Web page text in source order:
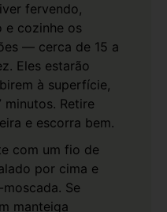
fervendo,
e cozinhe os
— cerca de 15 a
Eles estarão
à superfície,
Retire
e escorra bem.
com um fio de
por cima e
Se
manteiga